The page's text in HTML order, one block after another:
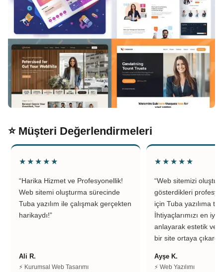
⭐ Müşteri Değerlendirmeleri
★★★★★
“Harika Hizmet ve Profesyonellik!
Web sitemi oluşturma sürecinde
Tuba yazılım ile çalışmak gerçekten
harikaydı!”
Ali R.
⚡ Kurumsal Web Tasarımı
★★★★★
“Web sitemizi
gösterdikleri
için Tuba yazılıma
İhtiyaçlarımızı en iyi
anlayarak estetik ve
bir site ortaya
Ayşe K.
⚡ Web Yazılımı